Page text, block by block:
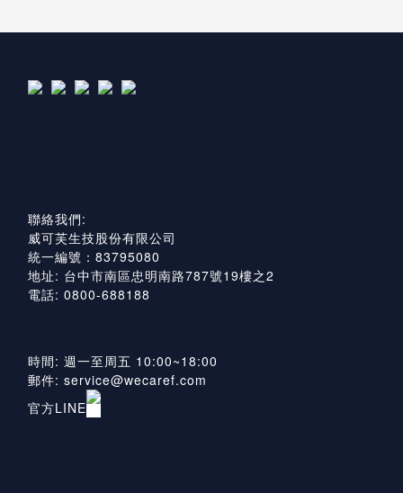
聯絡我們:
威可芙生技股份有限公司
統一編號：83795080
地址: 台中市南區忠明南路787號19樓之2
電話: 0800-688188
時間: 週一至周五 10:00~18:00
郵件: service@wecaref.com
官方LINE